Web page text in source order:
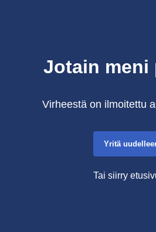
Jotain meni
Virheestä on ilmoitettu
Yritä
Tai siirry